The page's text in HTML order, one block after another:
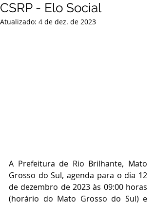
CSRP - Elo Social
Atualizado: 4 de dez. de 2023
A Prefeitura de Rio Brilhante, Mato
Grosso do Sul, agenda para o dia 12
de dezembro de 2023 às 09:00 horas
(horário do Mato Grosso do Sul) e